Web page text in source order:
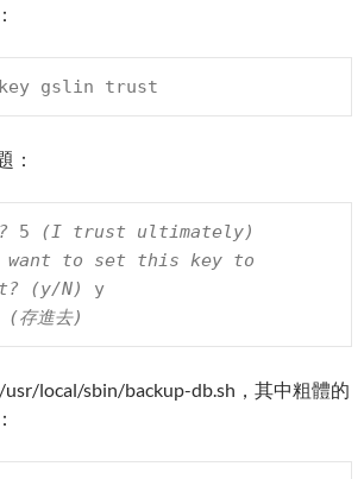
gslin trust
：
5 (I trust ultimately)
want to set this key to
(y/N) y
(存進去)
local/sbin/backup-db.sh，其中粗體的